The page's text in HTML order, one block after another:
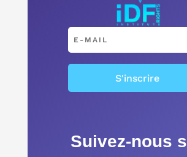
S'inscrire
Suivez-nous